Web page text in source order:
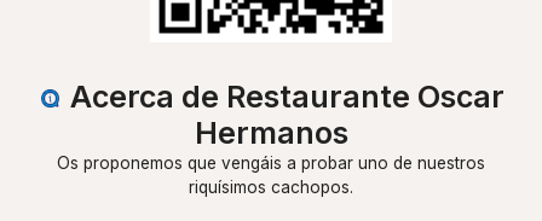
Acerca de Restaurante Oscar
Hermanos
Os proponemos que vengáis a probar uno de nuestros
riquísimos cachopos.